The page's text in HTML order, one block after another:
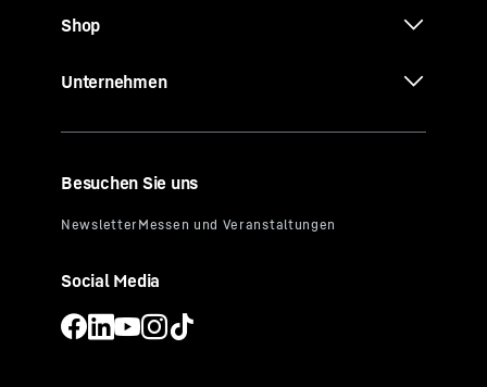
Shop
Unternehmen
Besuchen Sie uns
Social Media